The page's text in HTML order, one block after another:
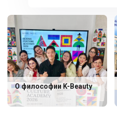
О философии K-Beauty